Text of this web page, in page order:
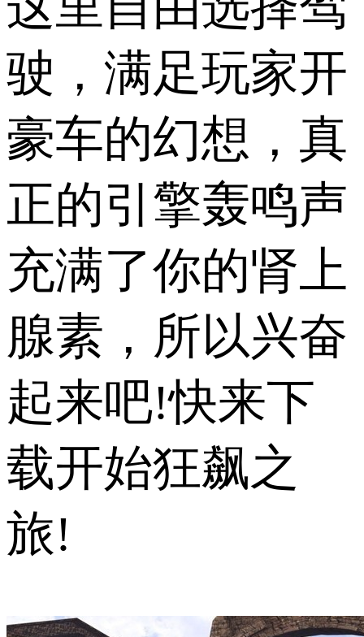
驶，满足玩家开
豪车的幻想，真
正的引擎轰鸣声
充满了你的肾上
腺素，所以兴奋
起来吧!快来下
载开始狂飙之
旅!